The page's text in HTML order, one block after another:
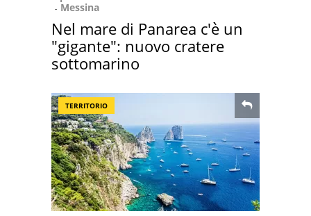
Messina
Nel mare di Panarea c'è un
"gigante": nuovo cratere
sottomarino
TERRITORIO